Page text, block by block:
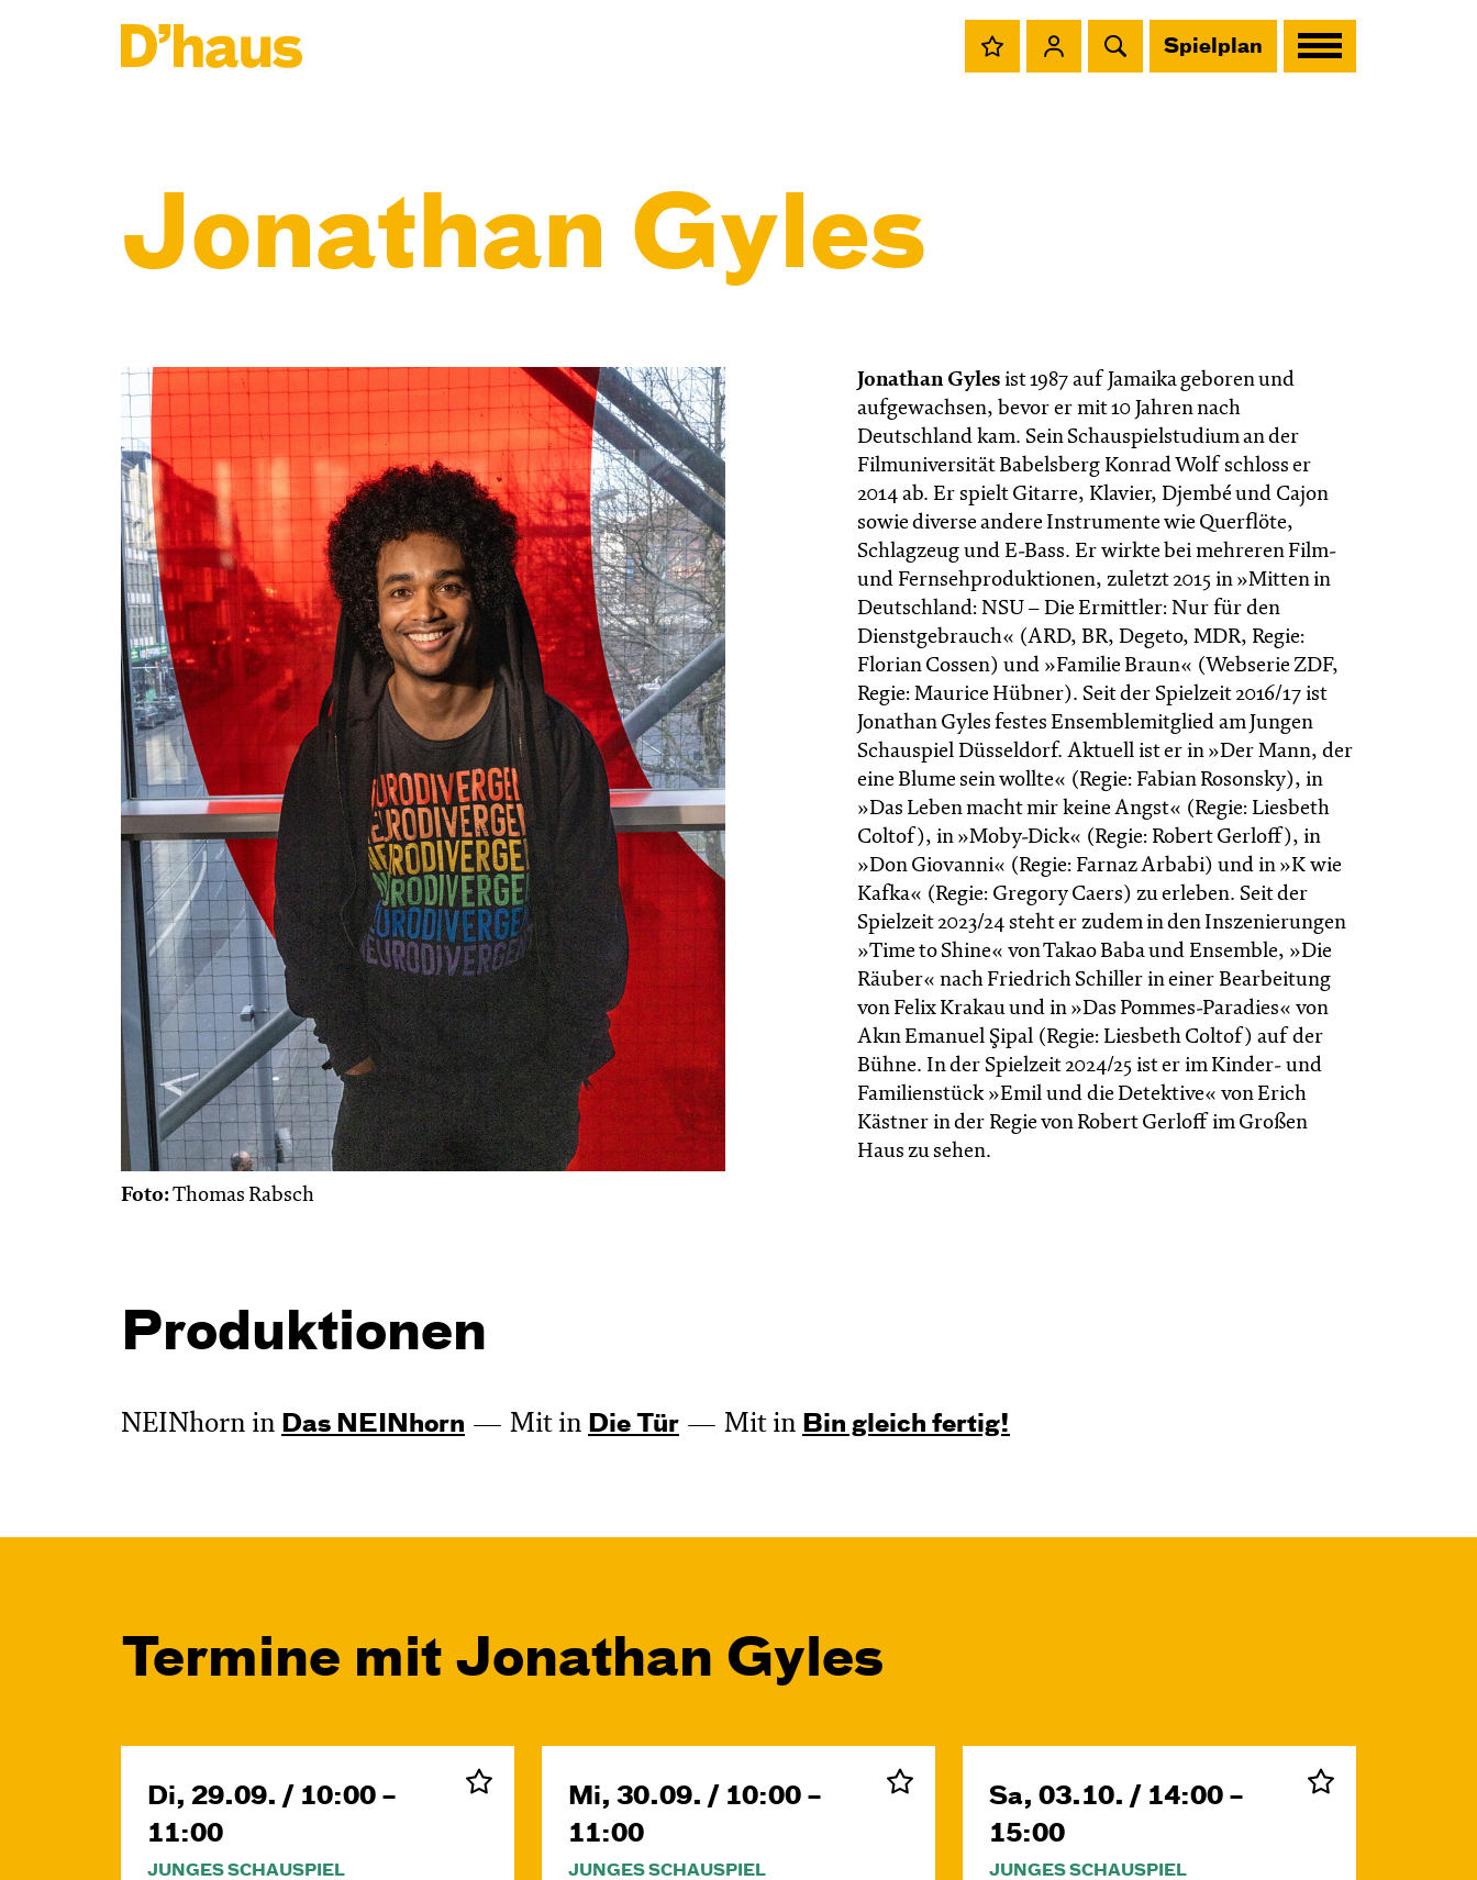
Spielplan
Jonathan Gyles
Foto:Thomas Rabsch
Jonathan Gyles ist 1987 auf Jamaika geboren und
aufgewachsen, bevor er mit 10 Jahren nach
Deutschland kam. Sein Schauspielstudium an der
Filmuniversität Babelsberg Konrad Wolf schloss er
2014 ab. Er spielt Gitarre, Klavier, Djembé und Cajon
sowie diverse andere Instrumente wie Querflöte,
Schlagzeug und E-Bass. Er wirkte bei mehreren Film-
und Fernsehproduktionen, zuletzt 2015 in »Mitten in
Deutschland: NSU – Die Ermittler: Nur für den
Dienstgebrauch« (ARD, BR, Degeto, MDR, Regie:
Florian Cossen) und »Familie Braun« (Webserie ZDF,
Regie: Maurice Hübner). Seit der Spielzeit 2016/17 ist
Jonathan Gyles festes Ensemblemitglied am Jungen
Schauspiel Düsseldorf. Aktuell ist er in »Der Mann, der
eine Blume sein wollte« (Regie: Fabian Rosonsky), in
»Das Leben macht mir keine Angst« (Regie: Liesbeth
Coltof), in »Moby-Dick« (Regie: Robert Gerloff), in
»Don Giovanni« (Regie: Farnaz Arbabi) und in »K wie
Kafka« (Regie: Gregory Caers) zu erleben. Seit der
Spielzeit 2023/24 steht er zudem in den Inszenierungen
»Time to Shine« von Takao Baba und Ensemble, »Die
Räuber« nach Friedrich Schiller in einer Bearbeitung
von Felix Krakau und in »Das Pommes-Paradies« von
Akın Emanuel Şipal (Regie: Liesbeth Coltof) auf der
Bühne. In der Spielzeit 2024/25 ist er im Kinder- und
Familienstück »Emil und die Detektive« von Erich
Kästner in der Regie von Robert Gerloff im Großen
Haus zu sehen.
Produktionen
NEINhorn in Das NEIN­horn Mit in Die Tür Mit in Bin gleich fertig!
Termine mit Jonathan Gyles
Di, 29.09. / 10:00 –
11:00
JUNGES SCHAUSPIEL
Mi, 30.09. / 10:00 –
11:00
JUNGES SCHAUSPIEL
Sa, 03.10. / 14:00 –
15:00
JUNGES SCHAUSPIEL